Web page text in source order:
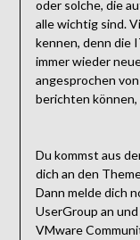
oder solche, die
alle wichtig sind.
kennen, denn die
immer wieder
angesprochen
berichten
Du kommst aus
dich an den
Dann melde dich
UserGroup an
VMware